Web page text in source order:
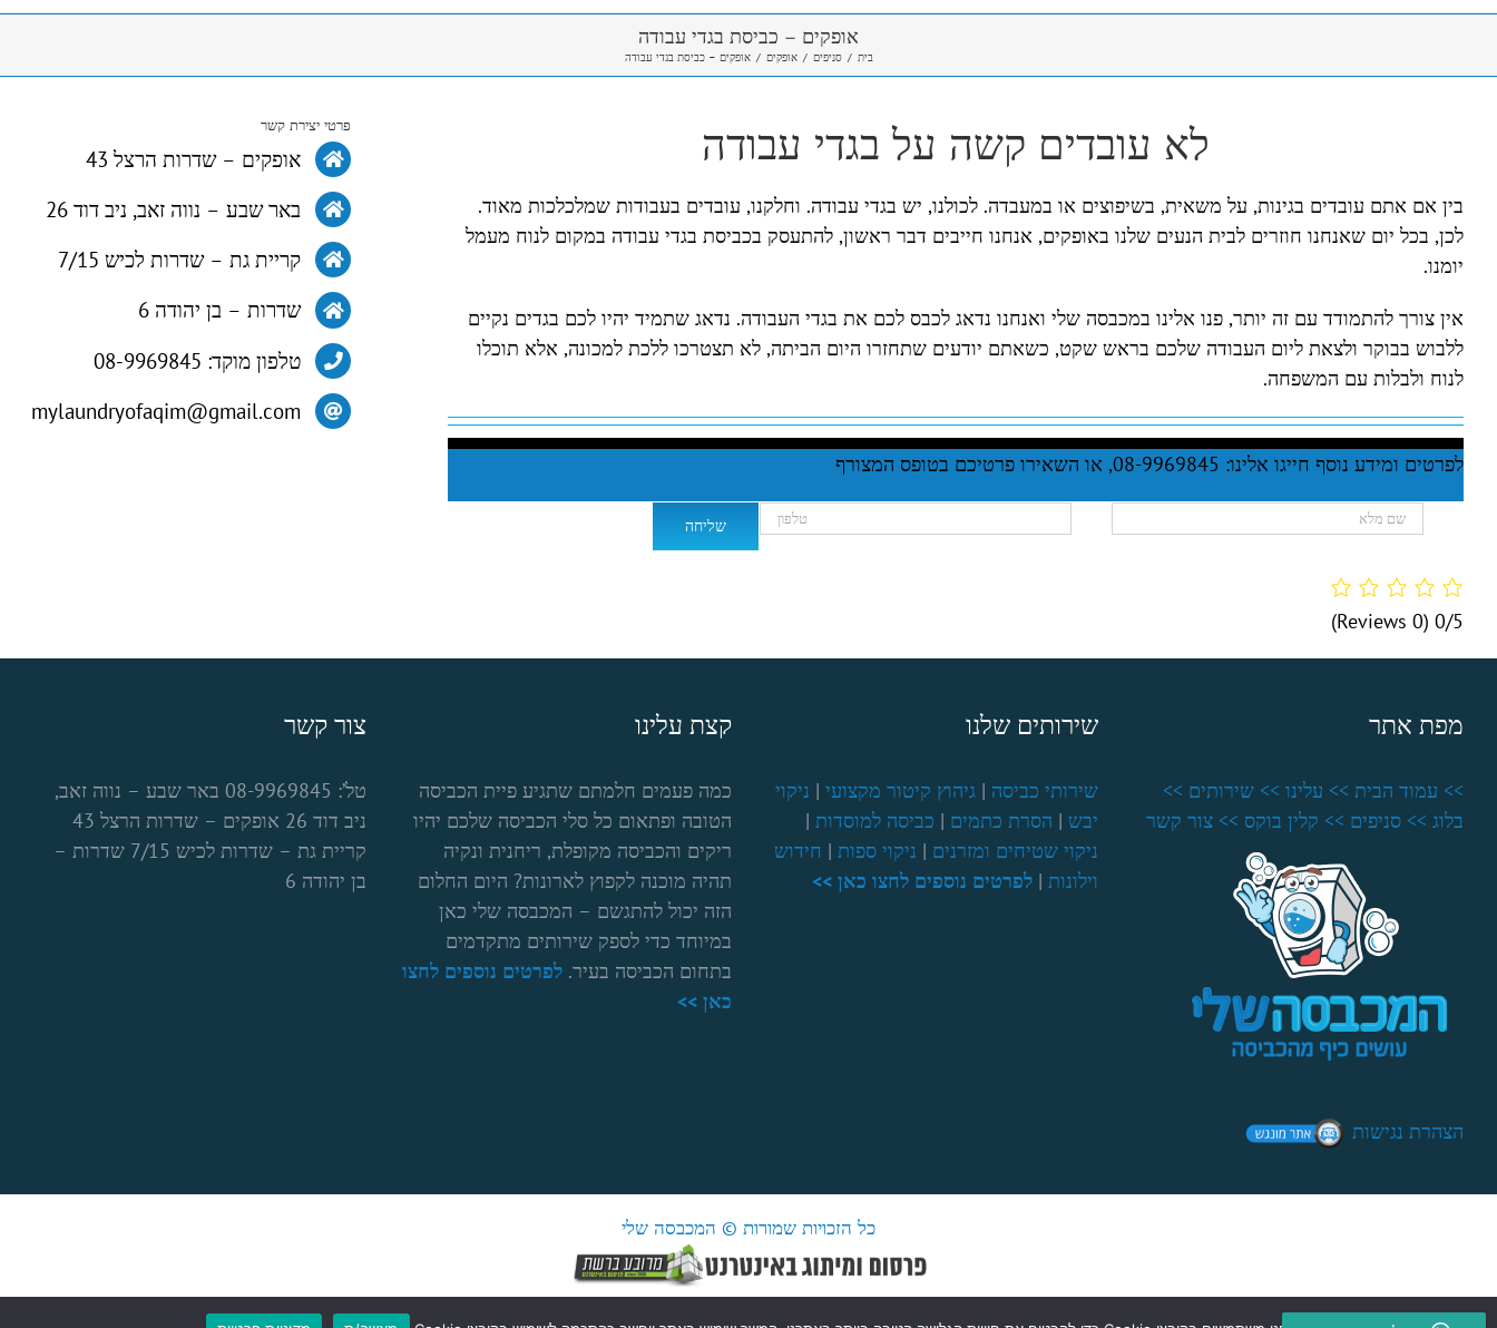
אופקים – כביסת בגדי עבודה
בית / סניפים / אופקים / אופקים – כביסת בגדי עבודה
לא עובדים קשה על בגדי עבודה
בין אם אתם עובדים בגינות, על משאית, בשיפוצים או במעבדה. לכולנו, יש בגדי עבודה. וחלקנו, עובדים בעבודות שמלכלכות מאוד.
לכן, בכל יום שאנחנו חוזרים לבית הנעים שלנו באופקים, אנחנו חייבים דבר ראשון, להתעסק בכביסת בגדי עבודה במקום לנוח מעמל
יומנו.
אין צורך להתמודד עם זה יותר, פנו אלינו במכבסה שלי ואנחנו נדאג לכבס לכם את בגדי העבודה. נדאג שתמיד יהיו לכם בגדים נקיים
ללבוש בבוקר ולצאת ליום העבודה שלכם בראש שקט, כשאתם יודעים שתחזרו היום הביתה, לא תצטרכו ללכת למכונה, אלא תוכלו
לנוח ולבלות עם המשפחה.
לפרטים ומידע נוסף חייגו אלינו: 08-9969845, או השאירו פרטיכם בטופס המצורף
0/5
(0 Reviews)
פרטי יצירת קשר
אופקים – שדרות הרצל 43
באר שבע – נווה זאב, ניב דוד 26
קריית גת – שדרות לכיש 7/15
שדרות – בן יהודה 6
טלפון מוקד: 08-9969845
mylaundryofaqim@gmail.com
מפת אתר
>> עמוד הבית >> עלינו >> שירותים >>
בלוג >> סניפים >> קלין בוקס >> צור קשר
הצהרת נגישות
שירותים שלנו
שירותי כביסה |גיהוץ קיטור מקצועי | ניקוי
יבש | הסרת כתמים | כביסה למוסדות |
ניקוי שטיחים ומזרנים | ניקוי ספות | חידוש
וילונות |לפרטים נוספים לחצו כאן >>
קצת עלינו
כמה פעמים חלמתם שתגיע פיית הכביסה
הטובה ופתאום כל סלי הכביסה שלכם יהיו
ריקים והכביסה מקופלת, ריחנית ונקיה
תהיה מוכנה לקפוץ לארונות? היום החלום
הזה יכול להתגשם – המכבסה שלי כאן
במיוחד כדי לספק שירותים מתקדמים
בתחום הכביסה בעיר. לפרטים נוספים לחצו
כאן >>
צור קשר
טל’: 08-9969845 באר שבע – נווה זאב,
ניב דוד 26 אופקים – שדרות הרצל 43
קריית גת – שדרות לכיש 7/15 שדרות –
בן יהודה 6
כל הזכויות שמורות © המכבסה שלי